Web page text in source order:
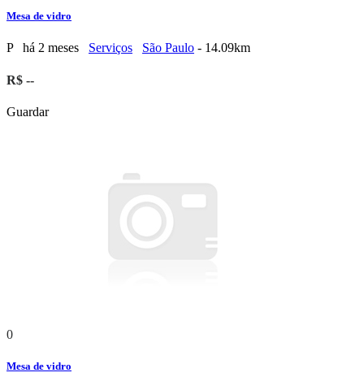
Mesa de vidro
P há 2 meses Serviços São Paulo - 14.09km
R$ --
Guardar
0
Mesa de vidro